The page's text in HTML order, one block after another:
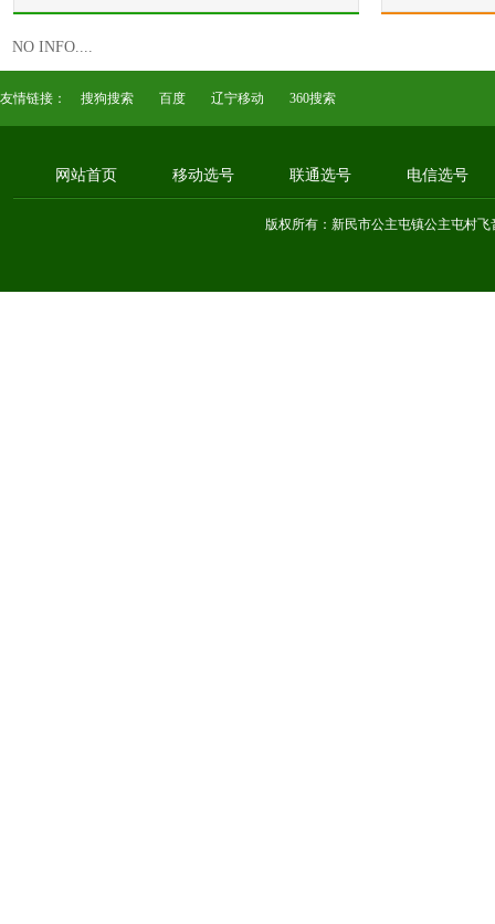
NO INFO....
友情链接： 搜狗搜索 百度 辽宁移动 360搜索
网站首页 移动选号 联通选号 电信选号
版权所有：新民市公主屯镇公主屯村